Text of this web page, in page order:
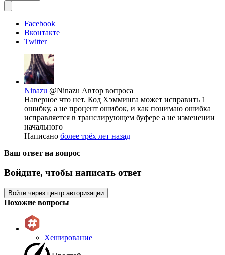
Facebook
Вконтакте
Twitter
Ninazu @Ninazu Автор вопроса
Наверное что нет. Код Хэмминга может исправить 1
ошибку, а не процент ошибок, и как понимаю ошибка
исправляется в транслирующем буфере а не изменении
начального
Написано более трёх лет назад
Ваш ответ на вопрос
Войдите, чтобы написать ответ
Войти через центр авторизации
Похожие вопросы
Хеширование